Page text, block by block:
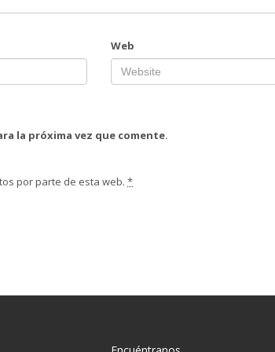
Web
la próxima vez que comente.
por parte de esta web. *